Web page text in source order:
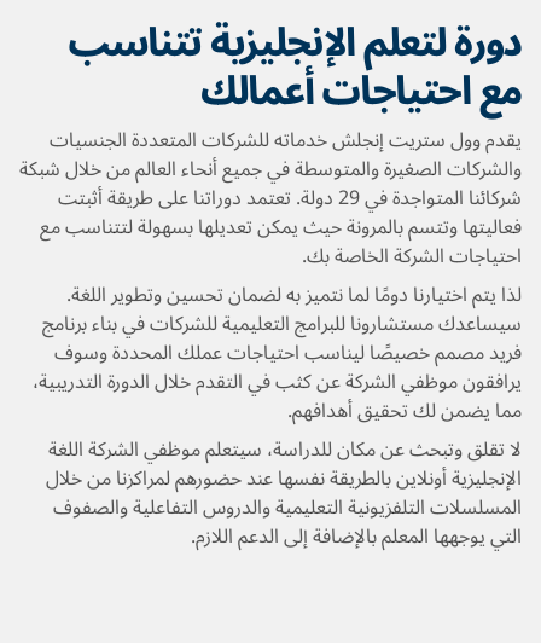
دورة لتعلم الإنجليزية تتناسب
مع احتياجات أعمالك
يقدم وول ستريت إنجلش خدماته للشركات المتعددة الجنسيات
والشركات الصغيرة والمتوسطة في جميع أنحاء العالم من خلال شبكة
شركائنا المتواجدة في 29 دولة. تعتمد دوراتنا على طريقة أثبتت
فعاليتها وتتسم بالمرونة حيث يمكن تعديلها بسهولة لتتناسب مع
احتياجات الشركة الخاصة بك.
لذا يتم اختيارنا دومًا لما نتميز به لضمان تحسين وتطوير اللغة.
سيساعدك مستشارونا للبرامج التعليمية للشركات في بناء برنامج
فريد مصمم خصيصًا ليناسب احتياجات عملك المحددة وسوف
يرافقون موظفي الشركة عن كثب في التقدم خلال الدورة التدريبية،
مما يضمن لك تحقيق أهدافهم.
لا تقلق وتبحث عن مكان للدراسة، سيتعلم موظفي الشركة اللغة
الإنجليزية أونلاين بالطريقة نفسها عند حضورهم لمراكزنا من خلال
المسلسلات التلفزيونية التعليمية والدروس التفاعلية والصفوف
التي يوجهها المعلم بالإضافة إلى الدعم اللازم.